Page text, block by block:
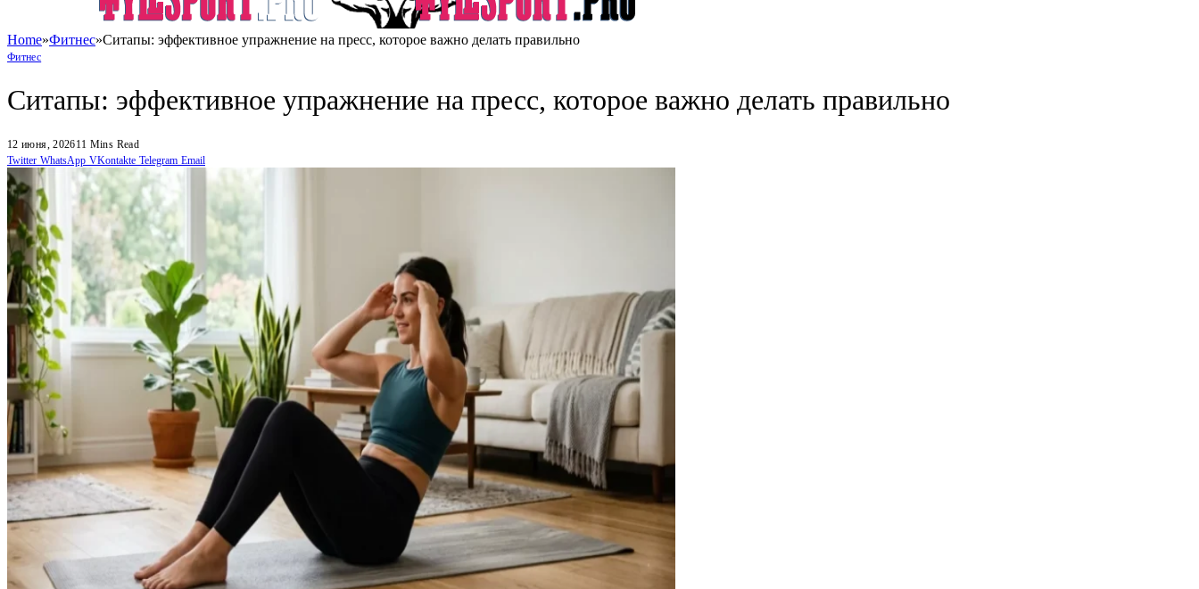
Home»Фитнес»Ситапы: эффективное упражнение на пресс, которое важно делать правильно
Фитнес
Ситапы: эффективное упражнение на пресс, которое важно делать правильно
12 июня, 202611 Mins Read
Twitter WhatsApp VKontakte Telegram Email